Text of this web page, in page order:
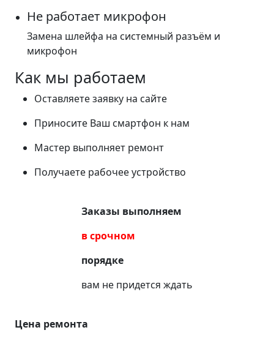
Не работает микрофон
Замена шлейфа на системный разъём и
микрофон
Как мы работаем
Оставляете заявку на сайте
Приносите Ваш смартфон к нам
Мастер выполняет ремонт
Получаете рабочее устройство
Заказы выполняем
в срочном
порядке
вам не придется ждать
Цена ремонта